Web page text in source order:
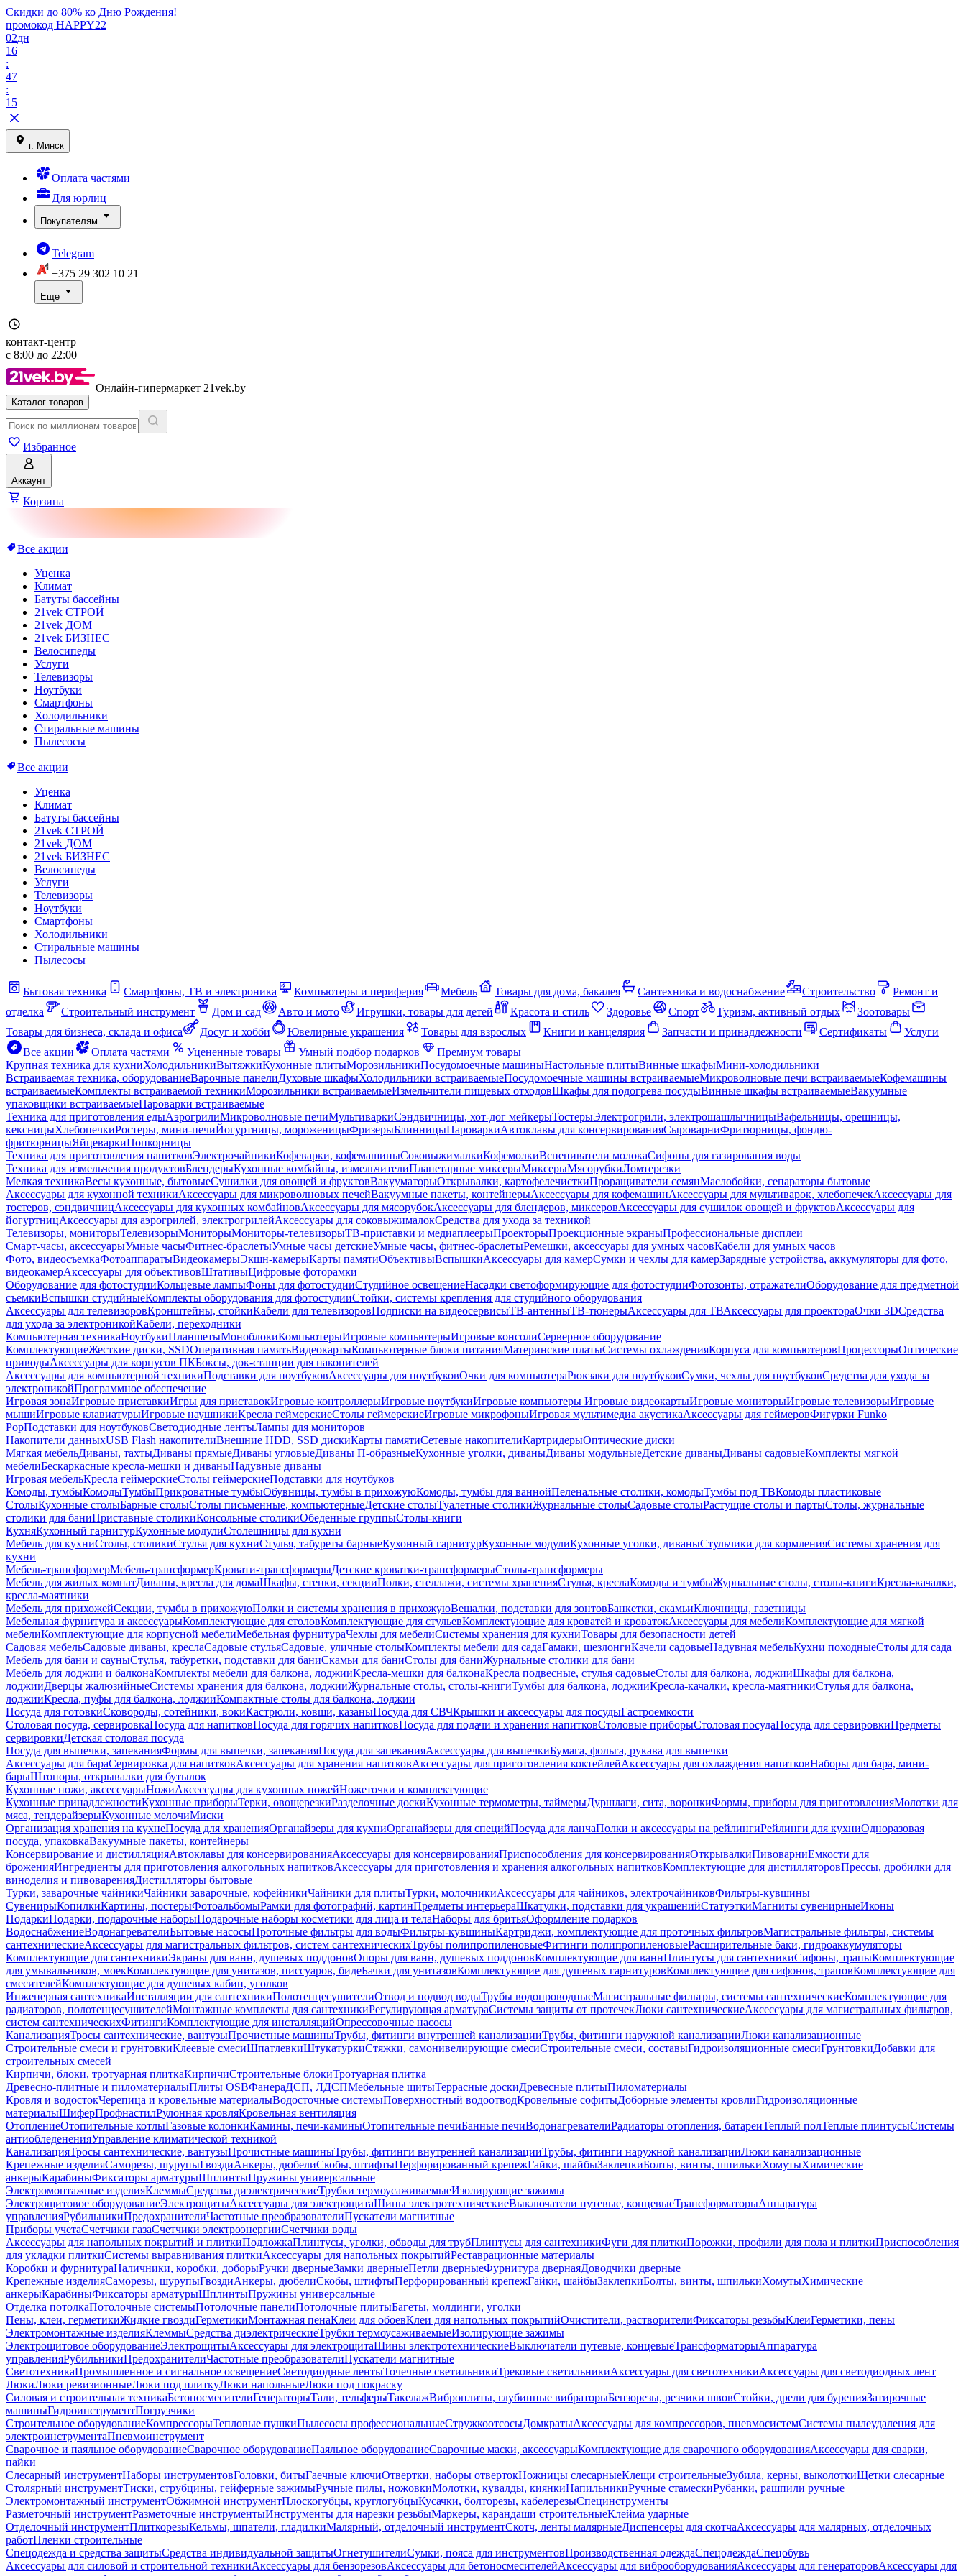
Скидки до 80% ко Дню Рождения!
промокод HAPPY22
02дн
16
:
47
:
15
г. Минск
Оплата частями
Для юрлиц
Покупателям
Telegram
+375 29 302 10 21
Еще
контакт-центр
с 8:00 до 22:00
Онлайн-гипермаркет 21vek.by
Каталог товаров
Избранное
Аккаунт
Корзина
Все акции
Уценка
Климат
Батуты бассейны
21vek СТРОЙ
21vek ДОМ
21vek БИЗНЕС
Велосипеды
Услуги
Телевизоры
Ноутбуки
Смартфоны
Холодильники
Стиральные машины
Пылесосы
Все акции
Уценка
Климат
Батуты бассейны
21vek СТРОЙ
21vek ДОМ
21vek БИЗНЕС
Велосипеды
Услуги
Телевизоры
Ноутбуки
Смартфоны
Холодильники
Стиральные машины
Пылесосы
Бытовая техника Смартфоны, ТВ и электроника Компьютеры и периферия Мебель Товары для дома, бакалея Сантехника и водоснабжение Строительство
Ремонт и
отделка
Строительный инструмент Дом и сад Авто и мото Игрушки, товары для детей Красота и стиль Здоровье Спорт Туризм, активный отдых
Зоотовары
Товары для бизнеса, склада и офиса
Досуг и хобби Ювелирные украшения Товары для взрослых Книги и канцелярия Запчасти и принадлежности Сертификаты
Услуги
Все акции
Оплата частями Уцененные товары Умный подбор подарков
Премиум товары
Крупная техника для кухниХолодильникиВытяжкиКухонные плитыМорозильникиПосудомоечные машиныНастольные плитыВинные шкафыМини-холодильники
Встраиваемая техника, оборудованиеВарочные панелиДуховые шкафыХолодильники встраиваемыеПосудомоечные машины встраиваемыеМикроволновые печи встраиваемыеКофемашины
встраиваемыеКомплекты встраиваемой техникиМорозильники встраиваемыеИзмельчители пищевых отходовШкафы для подогрева посудыВинные шкафы встраиваемыеВакуумные
упаковщики встраиваемыеПароварки встраиваемые
Техника для приготовления едыАэрогрилиМикроволновые печиМультиваркиСэндвичницы, хот-дог мейкерыТостерыЭлектрогрили, электрошашлычницыВафельницы, орешницы,
кексницыХлебопечкиРостеры, мини-печиЙогуртницы, мороженицыФризерыБлинницыПароваркиАвтоклавы для консервированияСыроварниФритюрницы, фондю-
фритюрницыЯйцеваркиПопкорницы
Техника для приготовления напитковЭлектрочайникиКофеварки, кофемашиныСоковыжималкиКофемолкиВспениватели молокаСифоны для газирования воды
Техника для измельчения продуктовБлендерыКухонные комбайны, измельчителиПланетарные миксерыМиксерыМясорубкиЛомтерезки
Мелкая техникаВесы кухонные, бытовыеСушилки для овощей и фруктовВакууматорыОткрывалки, картофелечисткиПроращиватели семянМаслобойки, сепараторы бытовые
Аксессуары для кухонной техникиАксессуары для микроволновых печейВакуумные пакеты, контейнерыАксессуары для кофемашинАксессуары для мультиварок, хлебопечекАксессуары для
тостеров, сэндвичницАксессуары для кухонных комбайновАксессуары для мясорубокАксессуары для блендеров, миксеровАксессуары для сушилок овощей и фруктовАксессуары для
йогуртницАксессуары для аэрогрилей, электрогрилейАксессуары для соковыжималокСредства для ухода за техникой
Телевизоры, мониторыТелевизорыМониторыМониторы-телевизорыТВ-приставки и медиаплеерыПроекторыПроекционные экраныПрофессиональные дисплеи
Смарт-часы, аксессуарыУмные часыФитнес-браслетыУмные часы детскиеУмные часы, фитнес-браслетыРемешки, аксессуары для умных часовКабели для умных часов
Фото, видеосъемкаФотоаппаратыВидеокамерыЭкшн-камерыКарты памятиОбъективыВспышкиАксессуары для камерСумки и чехлы для камерЗарядные устройства, аккумуляторы для фото,
видеокамерАксессуары для объективовШтативыЦифровые фоторамки
Оборудование для фотостудииКольцевые лампыФоны для фотостудииСтудийное освещениеНасадки светоформирующие для фотостудииФотозонты, отражателиОборудование для предметной
съемкиВспышки студийныеКомплекты оборудования для фотостудииСтойки, системы крепления для студийного оборудования
Аксессуары для телевизоровКронштейны, стойкиКабели для телевизоровПодписки на видеосервисыТВ-антенныТВ-тюнерыАксессуары для ТВАксессуары для проектораОчки 3DСредства
для ухода за электроникойКабели, переходники
Компьютерная техникаНоутбукиПланшетыМоноблокиКомпьютерыИгровые компьютерыИгровые консолиСерверное оборудование
КомплектующиеЖесткие диски, SSDОперативная памятьВидеокартыКомпьютерные блоки питанияМатеринские платыСистемы охлажденияКорпуса для компьютеровПроцессорыОптические
приводыАксессуары для корпусов ПКБоксы, док-станции для накопителей
Аксессуары для компьютерной техникиПодставки для ноутбуковАксессуары для ноутбуковОчки для компьютераРюкзаки для ноутбуковСумки, чехлы для ноутбуковСредства для ухода за
электроникойПрограммное обеспечение
Игровая зонаИгровые приставкиИгры для приставокИгровые контроллерыИгровые ноутбукиИгровые компьютеры Игровые видеокартыИгровые мониторыИгровые телевизорыИгровые
мышиИгровые клавиатурыИгровые наушникиКресла геймерскиеСтолы геймерскиеИгровые микрофоныИгровая мультимедиа акустикаАксессуары для геймеровФигурки Funko
PopПодставки для ноутбуковСветодиодные лентыЛампы для мониторов
Накопители данныхUSB Flash накопителиВнешние HDD, SSD дискиКарты памятиСетевые накопителиКартридерыОптические диски
Мягкая мебельДиваны, тахтыДиваны прямыеДиваны угловыеДиваны П-образныеКухонные уголки, диваныДиваны модульныеДетские диваныДиваны садовыеКомплекты мягкой
мебелиБескаркасные кресла-мешки и диваныНадувные диваны
Игровая мебельКресла геймерскиеСтолы геймерскиеПодставки для ноутбуков
Комоды, тумбыКомодыТумбыПрикроватные тумбыОбувницы, тумбы в прихожуюКомоды, тумбы для ваннойПеленальные столики, комодыТумбы под ТВКомоды пластиковые
СтолыКухонные столыБарные столыСтолы письменные, компьютерныеДетские столыТуалетные столикиЖурнальные столыСадовые столыРастущие столы и партыСтолы, журнальные
столики для баниПриставные столикиКонсольные столикиОбеденные группыСтолы-книги
КухняКухонный гарнитурКухонные модулиСтолешницы для кухни
Мебель для кухниСтолы, столикиСтулья для кухниСтулья, табуреты барныеКухонный гарнитурКухонные модулиКухонные уголки, диваныСтульчики для кормленияСистемы хранения для
кухни
Мебель-трансформерМебель-трансформерКровати-трансформерыДетские кроватки-трансформерыСтолы-трансформеры
Мебель для жилых комнатДиваны, кресла для домаШкафы, стенки, секцииПолки, стеллажи, системы храненияСтулья, креслаКомоды и тумбыЖурнальные столы, столы-книгиКресла-качалки,
кресла-маятники
Мебель для прихожейСекции, тумбы в прихожуюПолки и системы хранения в прихожуюВешалки, подставки для зонтовБанкетки, скамьиКлючницы, газетницы
Мебельная фурнитура и аксессуарыКомплектующие для столовКомплектующие для стульевКомплектующие для кроватей и кроватокАксессуары для мебелиКомплектующие для мягкой
мебелиКомплектующие для корпусной мебелиМебельная фурнитураЧехлы для мебелиСистемы хранения для кухниТовары для безопасности детей
Садовая мебельСадовые диваны, креслаСадовые стульяСадовые, уличные столыКомплекты мебели для садаГамаки, шезлонгиКачели садовыеНадувная мебельКухни походныеСтолы для сада
Мебель для бани и сауныСтулья, табуретки, подставки для баниСкамьи для баниСтолы для баниЖурнальные столики для бани
Мебель для лоджии и балконаКомплекты мебели для балкона, лоджииКресла-мешки для балконаКресла подвесные, стулья садовыеСтолы для балкона, лоджииШкафы для балкона,
лоджииДверцы жалюзийныеСистемы хранения для балкона, лоджииЖурнальные столы, столы-книгиТумбы для балкона, лоджииКресла-качалки, кресла-маятникиСтулья для балкона,
лоджииКресла, пуфы для балкона, лоджииКомпактные столы для балкона, лоджии
Посуда для готовкиСковороды, сотейники, вокиКастрюли, ковши, казаныПосуда для СВЧКрышки и аксессуары для посудыГастроемкости
Столовая посуда, сервировкаПосуда для напитковПосуда для горячих напитковПосуда для подачи и хранения напитковСтоловые приборыСтоловая посудаПосуда для сервировкиПредметы
сервировкиДетская столовая посуда
Посуда для выпечки, запеканияФормы для выпечки, запеканияПосуда для запеканияАксессуары для выпечкиБумага, фольга, рукава для выпечки
Аксессуары для бараСервировка для напитковАксессуары для хранения напитковАксессуары для приготовления коктейлейАксессуары для охлаждения напитковНаборы для бара, мини-
барыШтопоры, открывалки для бутылок
Кухонные ножи, аксессуарыНожиАксессуары для кухонных ножейНожеточки и комплектующие
Кухонные принадлежностиКухонные приборыТерки, овощерезкиРазделочные доскиКухонные термометры, таймерыДуршлаги, сита, воронкиФормы, приборы для приготовленияМолотки для
мяса, тендерайзерыКухонные мелочиМиски
Организация хранения на кухнеПосуда для храненияОрганайзеры для кухниОрганайзеры для специйПосуда для ланчаПолки и аксессуары на рейлингиРейлинги для кухниОдноразовая
посуда, упаковкаВакуумные пакеты, контейнеры
Консервирование и дистилляцияАвтоклавы для консервированияАксессуары для консервированияПриспособления для консервированияОткрывалкиПивоварниЕмкости для
броженияИнгредиенты для приготовления алкогольных напитковАксессуары для приготовления и хранения алкогольных напитковКомплектующие для дистилляторовПрессы, дробилки для
виноделия и пивоваренияДистилляторы бытовые
Турки, заварочные чайникиЧайники заварочные, кофейникиЧайники для плитыТурки, молочникиАксессуары для чайников, электрочайниковФильтры-кувшины
СувенирыКопилкиКартины, постерыФотоальбомыРамки для фотографий, картинПредметы интерьераШкатулки, подставки для украшенийСтатуэткиМагниты сувенирныеИконы
ПодаркиПодарки, подарочные наборыПодарочные наборы косметики для лица и телаНаборы для бритьяОформление подарков
ВодоснабжениеВодонагревателиБытовые насосыПроточные фильтры для водыФильтры-кувшиныКартриджи, комплектующие для проточных фильтровМагистральные фильтры, системы
сантехническиеАксессуары для магистральных фильтров, систем сантехническихТрубы полипропиленовыеФитинги полипропиленовыеРасширительные баки, гидроаккумуляторы
Комплектующие для сантехникиЭкраны для ванн, душевых поддоновОпоры для ванн, душевых поддоновКомплектующие для ваннПлинтусы для сантехникиСифоны, трапыКомплектующие
для умывальников, моекКомплектующие для унитазов, писсуаров, бидеБачки для унитазовКомплектующие для душевых гарнитуровКомплектующие для сифонов, траповКомплектующие для
смесителейКомплектующие для душевых кабин, уголков
Инженерная сантехникаИнсталляции для сантехникиПолотенцесушителиОтвод и подвод водыТрубы водопроводныеМагистральные фильтры, системы сантехническиеКомплектующие для
радиаторов, полотенцесушителейМонтажные комплекты для сантехникиРегулирующая арматураСистемы защиты от протечекЛюки сантехническиеАксессуары для магистральных фильтров,
систем сантехническихФитингиКомплектующие для инсталляцийОпрессовочные насосы
КанализацияТросы сантехнические, вантузыПрочистные машиныТрубы, фитинги внутренней канализацииТрубы, фитинги наружной канализацииЛюки канализационные
Строительные смеси и грунтовкиКлеевые смесиШпатлевкиШтукатуркиСтяжки, самонивелирующие смесиСтроительные смеси, составыГидроизоляционные смесиГрунтовкиДобавки для
строительных смесей
Кирпичи, блоки, тротуарная плиткаКирпичиСтроительные блокиТротуарная плитка
Древесно-плитные и пиломатериалыПлиты OSBФанераДСП, ЛДСПМебельные щитыТеррасные доскиДревесные плитыПиломатериалы
Кровля и водостокЧерепица и кровельные материалыВодосточные системыПоверхностный водоотводКровельные софитыДоборные элементы кровлиГидроизоляционные
материалыШиферПрофнастилРулонная кровляКровельная вентиляция
ОтоплениеОтопительные котлыГазовые колонкиКамины, печи-каминыОтопительные печиБанные печиВодонагревателиРадиаторы отопления, батареиТеплый полТеплые плинтусыСистемы
антиобледененияУправление климатической техникой
КанализацияТросы сантехнические, вантузыПрочистные машиныТрубы, фитинги внутренней канализацииТрубы, фитинги наружной канализацииЛюки канализационные
Крепежные изделияСаморезы, шурупыГвоздиАнкеры, дюбелиСкобы, штифтыПерфорированный крепежГайки, шайбыЗаклепкиБолты, винты, шпилькиХомутыХимические
анкерыКарабиныФиксаторы арматурыШплинтыПружины универсальные
Электромонтажные изделияКлеммыСредства диэлектрическиеТрубки термоусаживаемыеИзолирующие зажимы
Электрощитовое оборудованиеЭлектрощитыАксессуары для электрощитаШины электротехническиеВыключатели путевые, концевыеТрансформаторыАппаратура
управленияРубильникиПредохранителиЧастотные преобразователиПускатели магнитные
Приборы учетаСчетчики газаСчетчики электроэнергииСчетчики воды
Аксессуары для напольных покрытий и плиткиПодложкаПлинтусы, уголки, обводы для трубПлинтусы для сантехникиФуги для плиткиПорожки, профили для пола и плиткиПриспособления
для укладки плиткиСистемы выравнивания плиткиАксессуары для напольных покрытийРеставрационные материалы
Коробки и фурнитураНаличники, коробки, доборыРучки дверныеЗамки дверныеПетли дверныеФурнитура двернаяДоводчики дверные
Крепежные изделияСаморезы, шурупыГвоздиАнкеры, дюбелиСкобы, штифтыПерфорированный крепежГайки, шайбыЗаклепкиБолты, винты, шпилькиХомутыХимические
анкерыКарабиныФиксаторы арматурыШплинтыПружины универсальные
Отделка потолкаПотолочные системыПотолочные панелиПотолочные плитыБагеты, молдинги, уголки
Пены, клеи, герметикиЖидкие гвоздиГерметикиМонтажная пенаКлеи для обоевКлеи для напольных покрытийОчистители, растворителиФиксаторы резьбыКлеиГерметики, пены
Электромонтажные изделияКлеммыСредства диэлектрическиеТрубки термоусаживаемыеИзолирующие зажимы
Электрощитовое оборудованиеЭлектрощитыАксессуары для электрощитаШины электротехническиеВыключатели путевые, концевыеТрансформаторыАппаратура
управленияРубильникиПредохранителиЧастотные преобразователиПускатели магнитные
СветотехникаПромышленное и сигнальное освещениеСветодиодные лентыТочечные светильникиТрековые светильникиАксессуары для светотехникиАксессуары для светодиодных лент
ЛюкиЛюки ревизионныеЛюки под плиткуЛюки напольныеЛюки под покраску
Силовая и строительная техникаБетоносмесителиГенераторыТали, тельферыТакелажВиброплиты, глубинные вибраторыБензорезы, резчики швовСтойки, дрели для буренияЗатирочные
машиныГидроинструментПогрузчики
Строительное оборудованиеКомпрессорыТепловые пушкиПылесосы профессиональныеСтружкоотсосыДомкратыАксессуары для компрессоров, пневмосистемСистемы пылеудаления для
электроинструментаПневмоинструмент
Сварочное и паяльное оборудованиеСварочное оборудованиеПаяльное оборудованиеСварочные маски, аксессуарыКомплектующие для сварочного оборудованияАксессуары для сварки,
пайки
Слесарный инструментНаборы инструментовГоловки, битыГаечные ключиОтвертки, наборы отвертокНожницы слесарныеКлещи строительныеЗубила, керны, выколоткиЩетки слесарные
Столярный инструментТиски, струбцины, гейферные зажимыРучные пилы, ножовкиМолотки, кувалды, киянкиНапильникиРучные стамескиРубанки, рашпили ручные
Электромонтажный инструментОбжимной инструментПлоскогубцы, круглогубцыКусачки, болторезы, кабелерезыСпецинструменты
Разметочный инструментРазметочные инструментыИнструменты для нарезки резьбыМаркеры, карандаши строительныеКлейма ударные
Отделочный инструментПлиткорезыКельмы, шпатели, гладилкиМалярный, отделочный инструментСкотч, ленты малярныеДиспенсеры для скотчаАксессуары для малярных, отделочных
работПленки строительные
Спецодежда и средства защитыСредства индивидуальной защитыОгнетушителиСумки, пояса для инструментовПроизводственная одеждаСпецодеждаСпецобувь
Аксессуары для силовой и строительной техникиАксессуары для бензорезовАксессуары для бетоносмесителейАксессуары для виброоборудованияАксессуары для генераторовАксессуары для